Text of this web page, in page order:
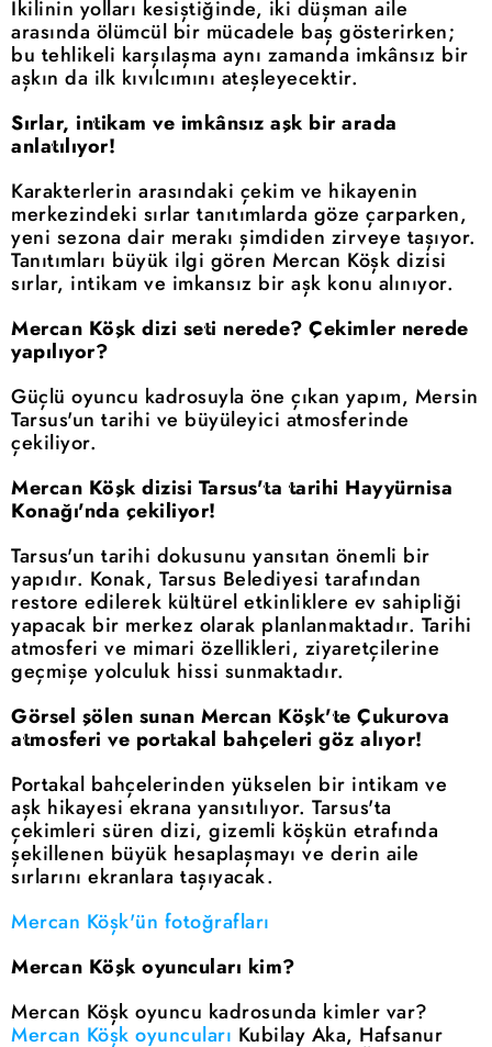
İkilinin yolları kesiştiğinde, iki düşman aile
arasında ölümcül bir mücadele baş gösterirken;
bu tehlikeli karşılaşma aynı zamanda imkânsız bir
aşkın da ilk kıvılcımını ateşleyecektir.
Sırlar, intikam ve imkânsız aşk bir arada
anlatılıyor!
Karakterlerin arasındaki çekim ve hikayenin
merkezindeki sırlar tanıtımlarda göze çarparken,
yeni sezona dair merakı şimdiden zirveye taşıyor.
Tanıtımları büyük ilgi gören Mercan Köşk dizisi
sırlar, intikam ve imkansız bir aşk konu alınıyor.
Mercan Köşk dizi seti nerede? Çekimler nerede
yapılıyor?
Güçlü oyuncu kadrosuyla öne çıkan yapım, Mersin
Tarsus'un tarihi ve büyüleyici atmosferinde
çekiliyor.
Mercan Köşk dizisi Tarsus'ta tarihi Hayyürnisa
Konağı'nda çekiliyor!
Tarsus'un tarihi dokusunu yansıtan önemli bir
yapıdır. Konak, Tarsus Belediyesi tarafından
restore edilerek kültürel etkinliklere ev sahipliği
yapacak bir merkez olarak planlanmaktadır. Tarihi
atmosferi ve mimari özellikleri, ziyaretçilerine
geçmişe yolculuk hissi sunmaktadır.
Görsel şölen sunan Mercan Köşk'te Çukurova
atmosferi ve portakal bahçeleri göz alıyor!
Portakal bahçelerinden yükselen bir intikam ve
aşk hikayesi ekrana yansıtılıyor. Tarsus'ta
çekimleri süren dizi, gizemli köşkün etrafında
şekillenen büyük hesaplaşmayı ve derin aile
sırlarını ekranlara taşıyacak.
Mercan Köşk'ün fotoğrafları
Mercan Köşk oyuncuları kim?
Mercan Köşk oyuncu kadrosunda kimler var?
Mercan Köşk oyuncuları Kubilay Aka, Hafsanur